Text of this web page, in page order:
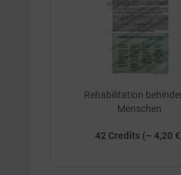
Rehabilitation
Menschen
42 Credits (~ 4,20